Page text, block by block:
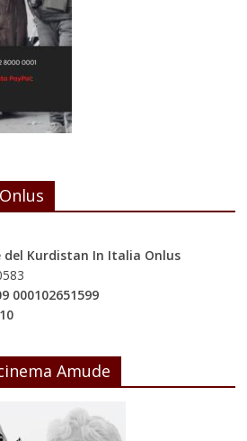
Kurdistan In Italia Onlus
000102651599
Amude